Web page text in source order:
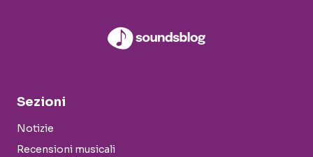
Sezioni
Notizie
Recensioni musicali